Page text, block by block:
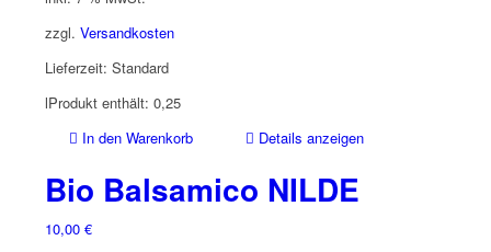
zzgl. Versandkosten
Lieferzeit: Standard
Produkt enthält: 0,25
l
In den Warenkorb
Details anzeigen
Bio Balsamico NILDE
10,00 €